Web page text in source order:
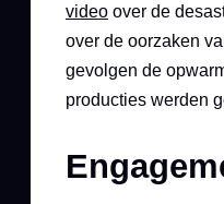
video over de
over de oorzaken
gevolgen de
producties werden